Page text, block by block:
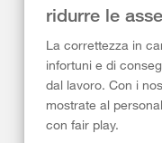
ridurre le
La correttezza in
infortuni e di
dal lavoro. Con i
mostrate al
con fair play.